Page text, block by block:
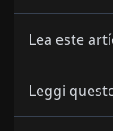
Lea este
Leggi